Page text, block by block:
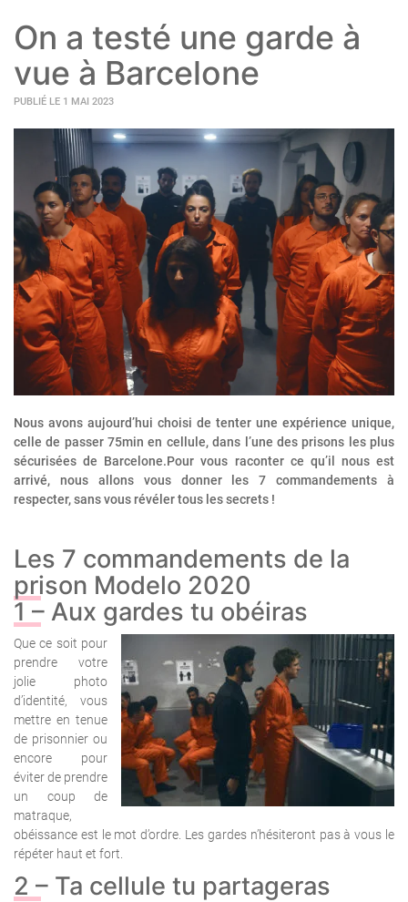
On a testé une garde à
vue à Barcelone
PUBLIÉ LE 1 MAI 2023
Nous avons aujourd’hui choisi de tenter une expérience unique,
celle de passer 75min en cellule, dans l’une des prisons les plus
sécurisées de Barcelone.Pour vous raconter ce qu’il nous est
arrivé, nous allons vous donner les 7 commandements à
respecter, sans vous révéler tous les secrets !
Les 7 commandements de la
prison Modelo 2020
1 – Aux gardes tu obéiras
Que ce soit pour
prendre votre
jolie photo
d’identité, vous
mettre en tenue
de prisonnier ou
encore pour
éviter de prendre
un coup de
matraque,
obéissance est le mot d’ordre. Les gardes n’hésiteront pas à vous le
répéter haut et fort.
2 – Ta cellule tu partageras